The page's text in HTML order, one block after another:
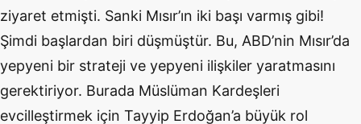
ziyaret etmişti. Sanki Mısır’ın iki başı varmış gibi!
Şimdi başlardan biri düşmüştür. Bu, ABD’nin Mısır’da
yepyeni bir strateji ve yepyeni ilişkiler yaratmasını
gerektiriyor. Burada Müslüman Kardeşleri
evcilleştirmek için Tayyip Erdoğan’a büyük rol